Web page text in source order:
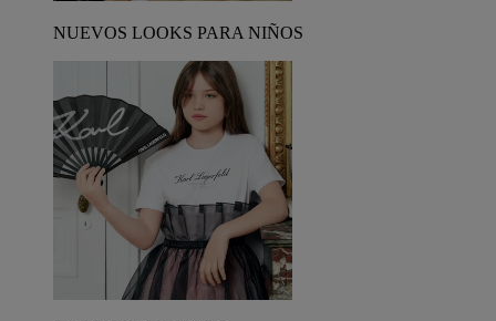
NUEVOS LOOKS PARA NIÑOS